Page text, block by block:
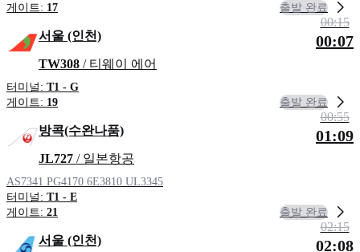
게이트: 17 출발 완료
서울 (인천)
TW308 / 티웨이 에어
터미널: T1 - G
게이트: 19
00:15
00:07
출발 완료
방콕(수완나품)
JL727 / 일본항공
AS7341 PG4170 6E3810 UL3345
터미널: T1 - E
게이트: 21
00:55
01:09
출발 완료
서울 (인천)
02:15
02:08